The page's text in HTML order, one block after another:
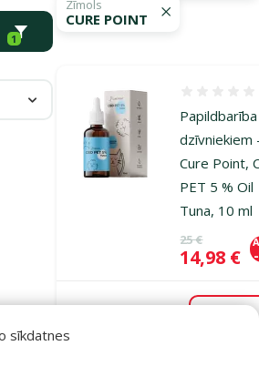
sīkdatnes
1
Zīmols
CURE POINT
Papildbarība
dzīvniekiem
Cure Point,
PET 5 % Oil
Tuna, 10 ml
Oriģinālā
25 €
Cena
14,98 €